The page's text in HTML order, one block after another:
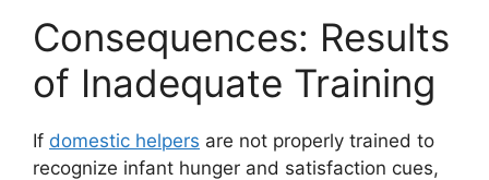
Consequences: Results
of Inadequate Training
If domestic helpers are not properly trained to
recognize infant hunger and satisfaction cues,